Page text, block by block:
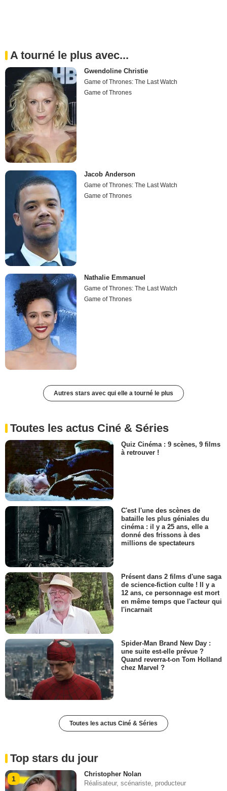
A tourné le plus avec...
Gwendoline Christie
Game of Thrones: The Last Watch
Game of Thrones
Jacob Anderson
Game of Thrones: The Last Watch
Game of Thrones
Nathalie Emmanuel
Game of Thrones: The Last Watch
Game of Thrones
Autres stars avec qui elle a tourné le plus
Toutes les actus Ciné & Séries
Quiz Cinéma : 9 scènes, 9 films
à retrouver !
C'est l'une des scènes de
bataille les plus géniales du
cinéma : il y a 25 ans, elle a
donné des frissons à des
millions de spectateurs
Présent dans 2 films d'une saga
de science-fiction culte ! Il y a
12 ans, ce personnage est mort
en même temps que l'acteur qui
l'incarnait
Spider-Man Brand New Day :
une suite est-elle prévue ?
Quand reverra-t-on Tom Holland
chez Marvel ?
Toutes les actus Ciné & Séries
Top stars du jour
1
Christopher Nolan
Réalisateur, scénariste, producteur